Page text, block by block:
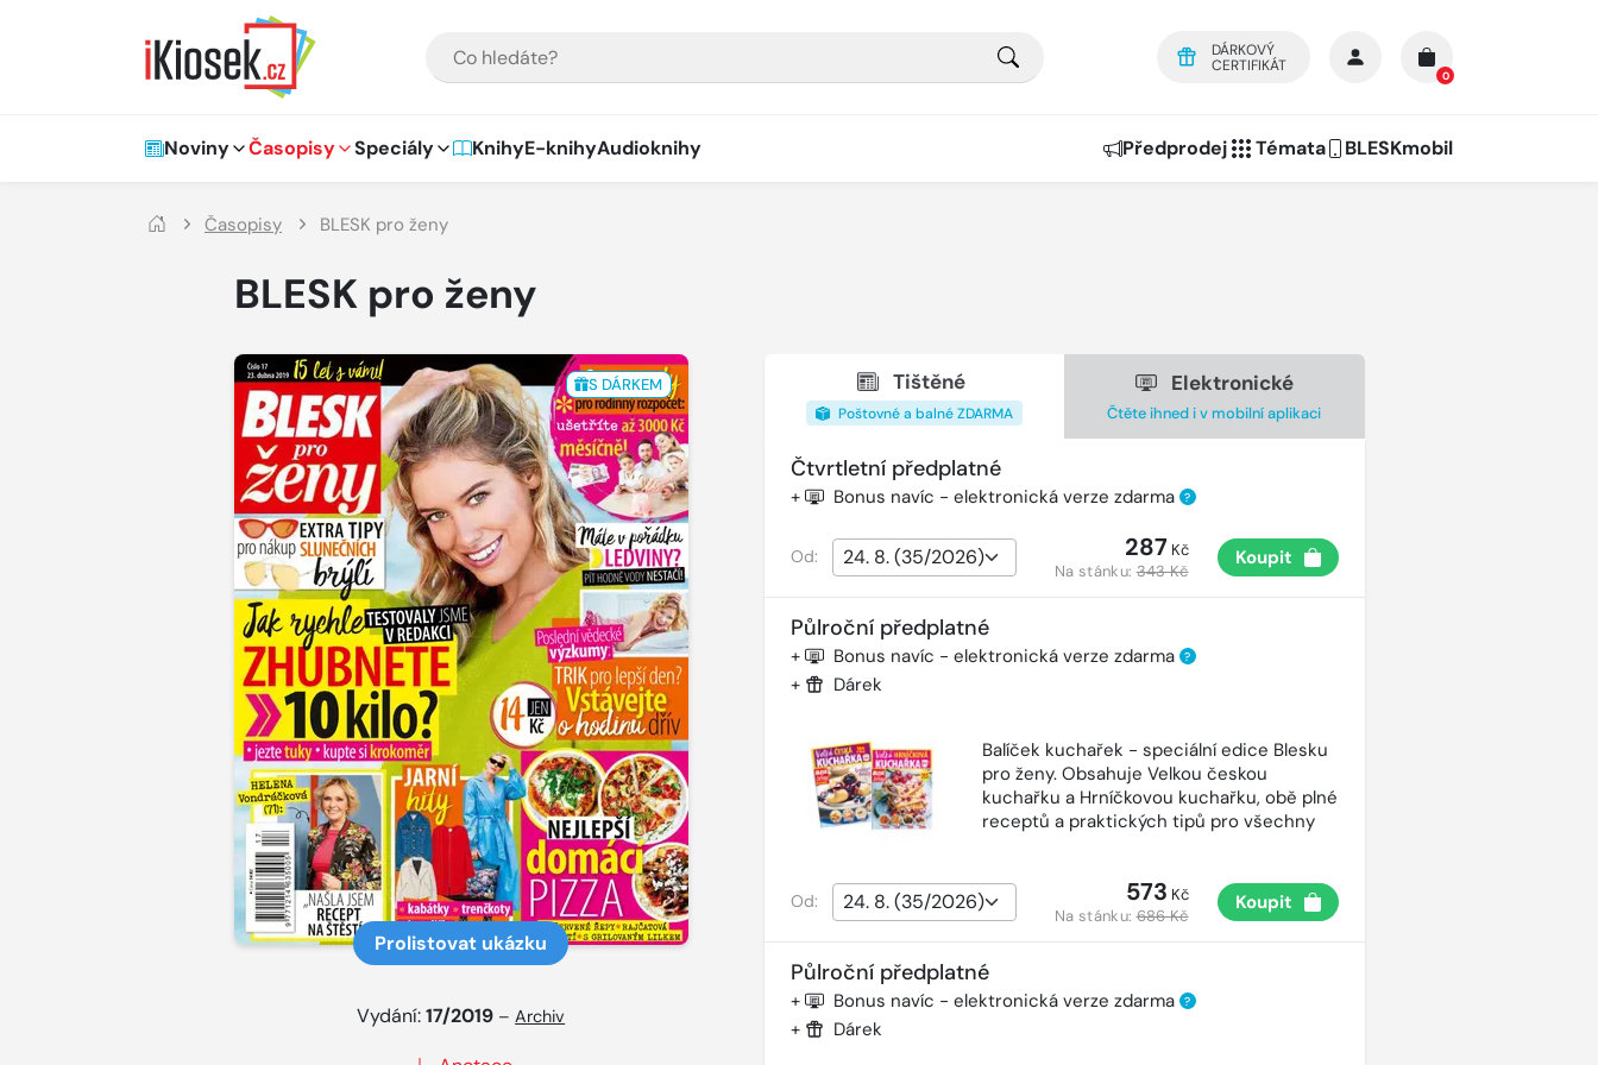
DÁRKOVÝ
CERTIFIKÁT
0
Hlavní navigace
Noviny Časopisy Speciály KnihyE-knihyAudioknihy Předprodej Témata BLESKmobil
Časopisy BLESK pro ženy
BLESK pro ženy
S DÁRKEM
Prolistovat ukázku
Vydání:17/2019 –Archiv
Tištěné
Poštovné a balné ZDARMA
Elektronické
Čtěte ihned i v mobilní aplikaci
Čtvrtletní předplatné
+ Bonus navíc - elektronická verze zdarma ?
Od: 287 Kč
Na stánku:343 Kč
Koupit
Půlroční předplatné
+ Bonus navíc - elektronická verze zdarma ?
+ Dárek
Balíček kuchařek - speciální edice Blesku
pro ženy. Obsahuje Velkou českou
kuchařku a Hrníčkovou kuchařku, obě plné
receptů a praktických tipů pro všechny
Od: 573 Kč
Na stánku:686 Kč
Koupit
Půlroční předplatné
+ Bonus navíc - elektronická verze zdarma ?
+ Dárek